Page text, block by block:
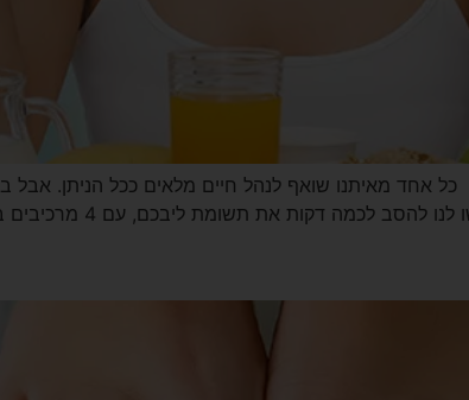
כל אחד מאיתנו שואף לנהל חיים מלאים ככל הניתן.
עם 4 מרכיבים בסיסיים שעתידים לשפר את איכות החיים […]